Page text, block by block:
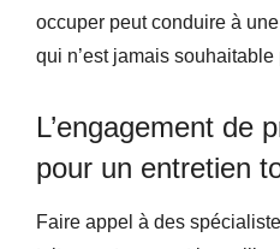
occuper peut conduire à
qui n’est jamais
L’engagement de
pour un entretien
Faire appel à des